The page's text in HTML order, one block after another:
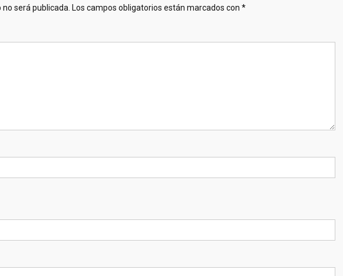
será publicada. Los campos obligatorios están marcados con *